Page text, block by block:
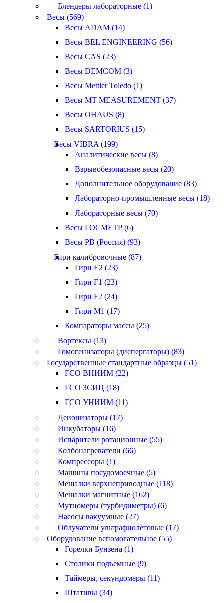
Блендеры лабораторные (1)
Весы (569)
Весы ADAM (14)
Весы BEL ENGINEERING (56)
Весы CAS (23)
Весы DEMCOM (3)
Весы Mettler Toledo (1)
Весы MT MEASUREMENT (37)
Весы OHAUS (8)
Весы SARTORIUS (15)
Весы VIBRA (199)
Аналитические весы (8)
Взрывобезопасные весы (20)
Дополнительное оборудование (83)
Лабораторно-промышленные весы (18)
Лабораторные весы (70)
Весы ГОСМЕТР (6)
Весы РВ (Россия) (93)
Гири калибровочные (87)
Гири E2 (23)
Гири F1 (23)
Гири F2 (24)
Гири M1 (17)
Компараторы массы (25)
Вортексы (13)
Гомогенизаторы (диспергаторы) (83)
Государственные стандартные образцы (51)
ГСО ВНИИМ (22)
ГСО ЗСИЦ (18)
ГСО УНИИМ (11)
Деионизаторы (17)
Инкубаторы (16)
Испарители ротационные (55)
Колбонагреватели (66)
Компрессоры (1)
Машины посудомоечные (5)
Мешалки верхнеприводные (118)
Мешалки магнитные (162)
Мутномеры (турбидиметры) (6)
Насосы вакуумные (27)
Облучатели ультрафиолетовые (17)
Оборудование вспомогательное (55)
Горелки Бунзена (1)
Столики подъемные (9)
Таймеры, секундомеры (11)
Штативы (34)